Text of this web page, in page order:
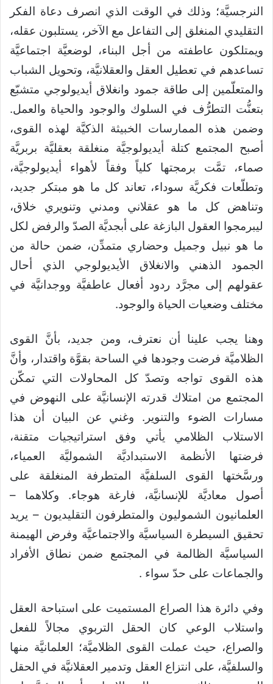
النرجسيَّة؛ وذلك في الوقت الذي انصرف دعاة الفكر
التقليدي المنغلق إلى التفاعل مع الآخر، يستلبون عقله،
ويمتلكون عاطفته من أجل البناء، لوضعيَّة اجتماعيَّة
تساعدهم في تعطيل العقل والعقلانيَّة، وتحويل الشباب
والمتعلّمين إلى طاقة جمود وانغلاق أيديولوجي متشبّع
بتعنُّت التطرُّف في السلوك والوجود والحياة والعمل.
وضمن هذه الممارسات الخبيثة الذكيَّة لهذه القوى،
أصبح المجتمع كتلة أيديولوجيَّة منغلقة بعقليَّة بربريَّة
صماء، تمَّت برمجتها كلياً وفقاً لأهواء أيديولوجيَّة،
وتطلّعات فكريَّة سوداء، تعاند كل ما هو مبتكر جديد،
وتناهض كل ما هو عقلاني ومدني وتنويري خلاق،
ليبرمجوا العقول البازغة على أبجديَّة الصدّ والرفض لكل
ما هو نبيل وجميل وحضاري متمدِّن، ضمن حالة من
الجمود الذهني والانغلاق الأيديولوجي الذي أحال
عقولهم إلى مجرَّد ردود أفعال عاطفيَّة ووجدانيَّة في
مختلف وضعيات الحياة والوجود.
وهنا يجب علينا أن نعترف، ومن جديد، بأنَّ القوى
الظلاميَّة فرضت وجودها في الساحة بقوَّة واقتدار، وأنَّ
هذه القوى تواجه وتصدّ كل المحاولات التي تمكّن
المجتمع من امتلاك قدرته الإنسانيَّة على النهوض في
مسارات الضوء والتنوير. وغني عن البيان أن هذا
الاستلاب الظلامي يأتي وفق استراتيجيات متقنة،
فرضتها الأنظمة الاستبداديَّة الشموليَّة العمياء،
ورسَّختها القوى السلفيَّة المتطرفة المنغلقة على
أصول معاديَّة للإنسانيَّة، فارغة هوجاء. وكلاهما –
العلمانيون الشموليون والمتطرفون التقليديون – يريد
تحقيق السيطرة السياسيَّة والاجتماعيَّة وفرض الهيمنة
السياسيَّة الظالمة في المجتمع ضمن نطاق الأفراد
والجماعات على حدّ سواء .
وفي دائرة هذا الصراع المستميت على استباحة العقل
واستلاب الوعي كان الحقل التربوي مجالاً للفعل
والصراع، حيث عملت القوى الظلاميَّة؛ العلمانيَّة منها
والسلفيَّة، على انتزاع العقل وتدمير العقلانيَّة في الحقل